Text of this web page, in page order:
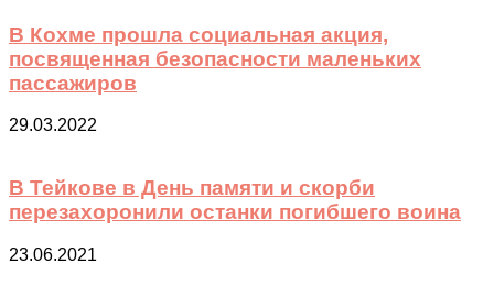
В Кохме прошла социальная акция,
посвященная безопасности маленьких
пассажиров
29.03.2022
В Тейкове в День памяти и скорби
перезахоронили останки погибшего воина
23.06.2021